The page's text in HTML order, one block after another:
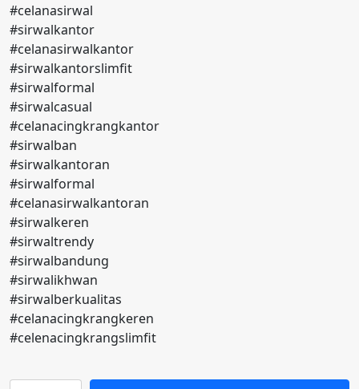
#celanasirwal
#sirwalkantor
#celanasirwalkantor
#sirwalkantorslimfit
#sirwalformal
#sirwalcasual
#celanacingkrangkantor
#sirwalban
#sirwalkantoran
#sirwalformal
#celanasirwalkantoran
#sirwalkeren
#sirwaltrendy
#sirwalbandung
#sirwalikhwan
#sirwalberkualitas
#celanacingkrangkeren
#celenacingkrangslimfit